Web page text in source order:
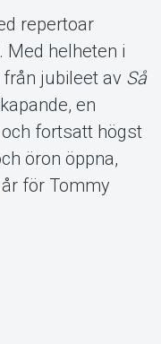
repertoar
helheten i
jubileet av Så
en
fortsatt högst
öron öppna,
för Tommy